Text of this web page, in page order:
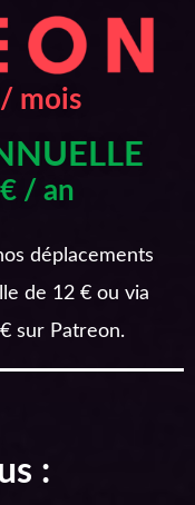
mois
/ an
déplacements
de 12 € ou via
sur Patreon.
: